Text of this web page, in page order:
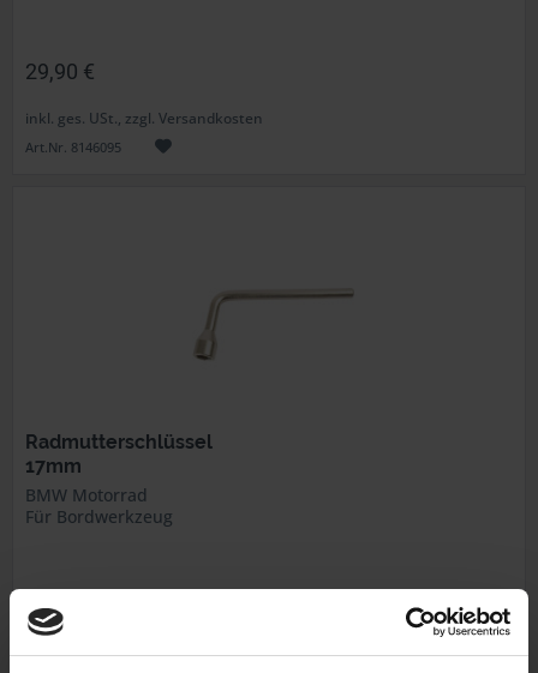
29,90 €
inkl. ges. USt., zzgl. Versandkosten
Art.Nr. 8146095
Radmutterschlüssel
17mm
BMW Motorrad
Für Bordwerkzeug
8,50 €